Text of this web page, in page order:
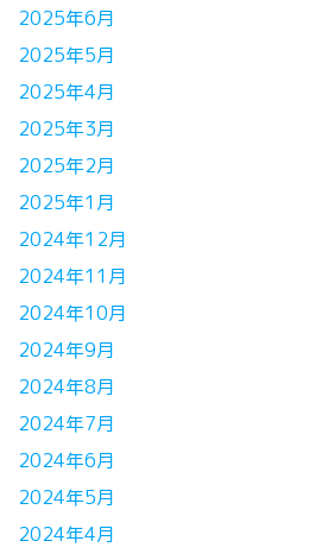
2025年6月
2025年5月
2025年4月
2025年3月
2025年2月
2025年1月
2024年12月
2024年11月
2024年10月
2024年9月
2024年8月
2024年7月
2024年6月
2024年5月
2024年4月